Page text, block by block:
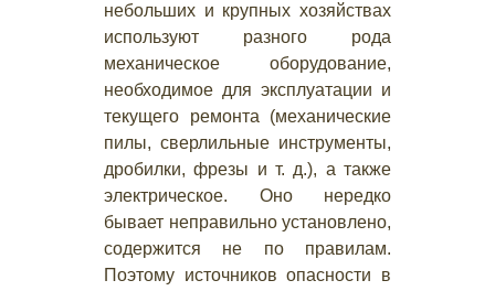
небольших и крупных хозяйствах
используют разного рода
механическое оборудование,
необходимое для эксплуатации и
текущего ремонта (механические
пилы, сверлильные инструменты,
дробилки, фрезы и т. д.), а также
электрическое. Оно нередко
бывает неправильно установлено,
содержится не по правилам.
Поэтому источников опасности в